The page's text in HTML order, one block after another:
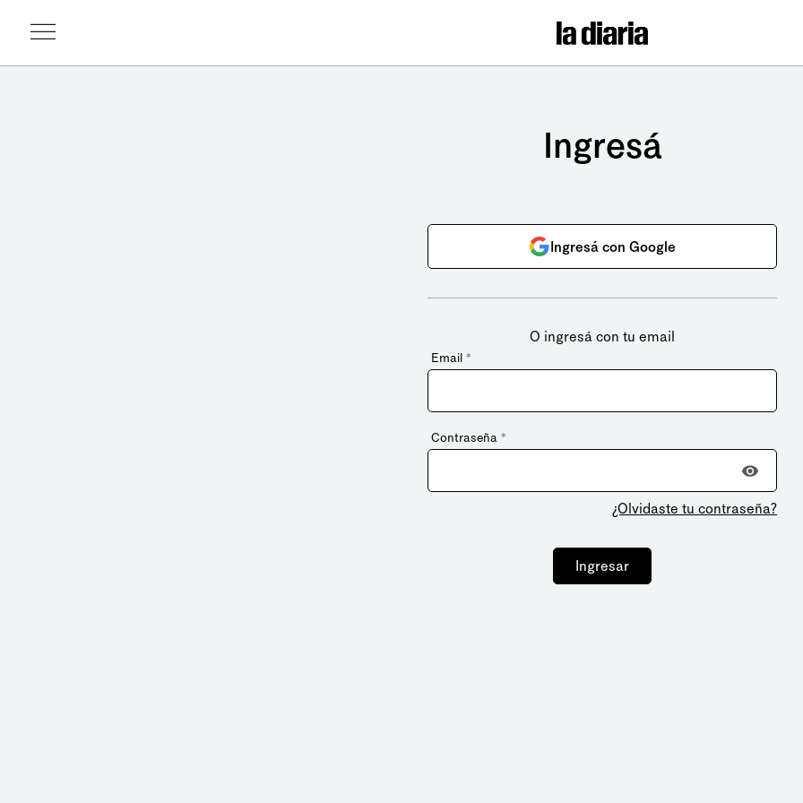
Ingresá
Ingresá con Google
O ingresá con tu email
Email *
Contraseña *
¿Olvidaste tu contraseña?
Ingresar